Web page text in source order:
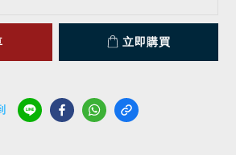
立即購買